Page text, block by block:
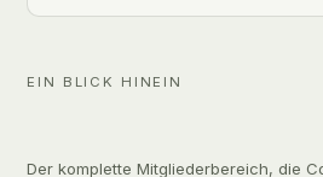
EIN BLICK HINEIN
Der komplette Mitgliederbereich, die